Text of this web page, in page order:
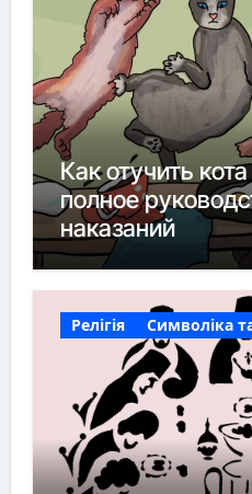
Как отучить
полное
наказаний
Релігія Символіка